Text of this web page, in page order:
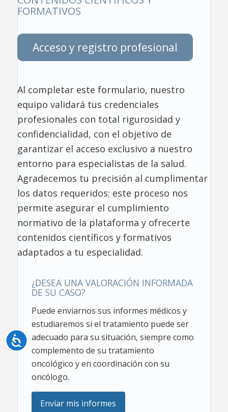
Accesibilidad
FORMATIVOS
Acceso y registro profesional
Al completar este formulario, nuestro
equipo validará tus credenciales
profesionales con total rigurosidad y
confidencialidad, con el objetivo de
garantizar el acceso exclusivo a nuestro
entorno para especialistas de la salud.
Agradecemos tu precisión al cumplimentar
los datos requeridos; este proceso nos
permite asegurar el cumplimiento
normativo de la plataforma y ofrecerte
contenidos científicos y formativos
adaptados a tu especialidad.
¿DESEA UNA VALORACIÓN INFORMADA
DE SU CASO?
Puede enviarnos sus informes médicos y
estudiaremos si el tratamiento puede ser
adecuado para su situación, siempre como
complemento de su tratamiento
oncológico y en coordinación con su
oncólogo.
Enviar mis informes